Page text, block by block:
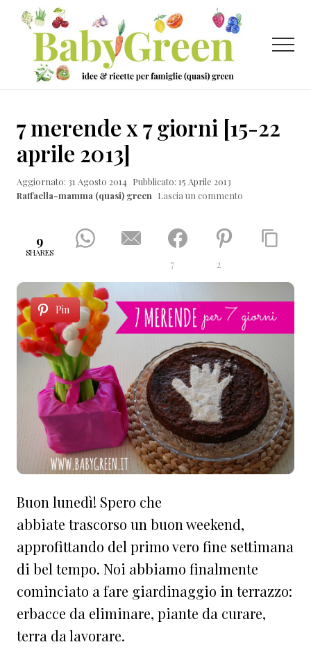
Menu
Passa
contenuto
principale
Passa
laterale
primaria
Passa
ricette
per
famiglie
Menu
7 merende x 7 giorni [15-22
aprile 2013]
Aggiornato: 31 Agosto 2014 Pubblicato: 15 Aprile 2013
Raffaella-mamma (quasi) green Lascia un commento
9
SHARES
7 2
Pin
Buon lunedì! Spero che
abbiate trascorso un buon weekend,
approfittando del primo vero fine settimana
di bel tempo. Noi abbiamo finalmente
cominciato a fare giardinaggio in terrazzo:
erbacce da eliminare, piante da curare,
terra da lavorare.